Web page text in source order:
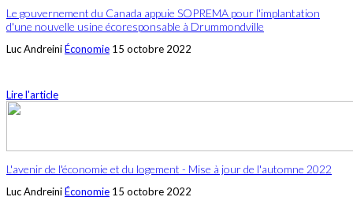
Le gouvernement du Canada appuie SOPREMA pour l'implantation
d'une nouvelle usine écoresponsable à Drummondville
Luc AndreiniÉconomie 15 octobre 2022
Lire l'article
L'avenir de l'économie et du logement - Mise à jour de l'automne 2022
Luc AndreiniÉconomie 15 octobre 2022